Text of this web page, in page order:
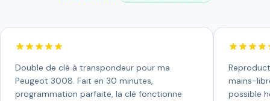
Double de clé à transpondeur pour ma
Peugeot 3008. Fait en 30 minutes,
programmation parfaite, la clé fonctionne
mains-
possible